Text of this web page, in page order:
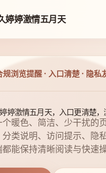
婷婷激情五月天
规浏览提醒 · 入口清楚 · 隐私
婷激情五月天，入口更清楚
个暖色、简洁、少干扰的
分类说明、访问提示、隐
能保持清晰阅读与快速操